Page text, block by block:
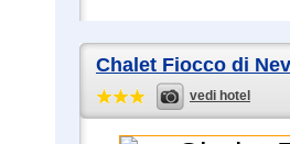
Chalet Fiocco di
vedi hotel